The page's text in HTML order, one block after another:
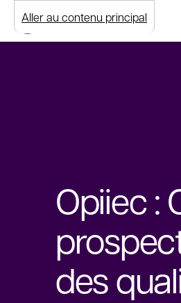
Aller au contenu principal
Opiiec :
des